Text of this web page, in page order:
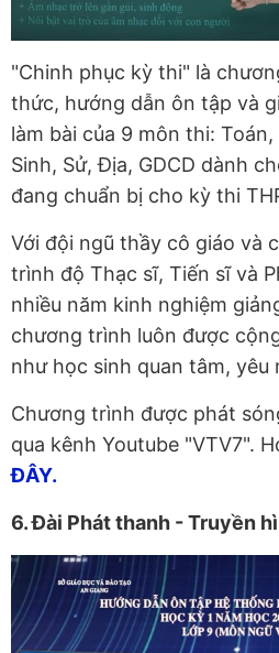
"Chinh phục kỳ thi" là
thức, hướng dẫn ôn tập và
làm bài của 9 môn thi: Toán,
Sinh, Sử, Địa, GDCD dành
đang chuẩn bị cho kỳ thi
Với đội ngũ thầy cô giáo và
trình độ Thạc sĩ, Tiến sĩ và
nhiều năm kinh nghiệm
chương trình luôn được
như học sinh quan tâm, yêu
Chương trình được phát
qua kênh Youtube "VTV7".
ĐÂY.
6. Đài Phát thanh - Truyền